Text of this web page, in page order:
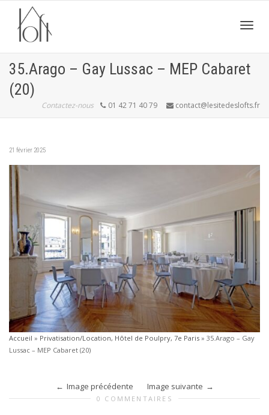
35.Arago – Gay Lussac – MEP Cabaret
(20)
Contactez-nous 01 42 71 40 79 contact@lesitedeslofts.fr
21 février 2025
Accueil » Privatisation/Location, Hôtel de Poulpry, 7e Paris » 35.Arago – Gay
Lussac – MEP Cabaret (20)
Image précédente Image suivante
0 COMMENTAIRES